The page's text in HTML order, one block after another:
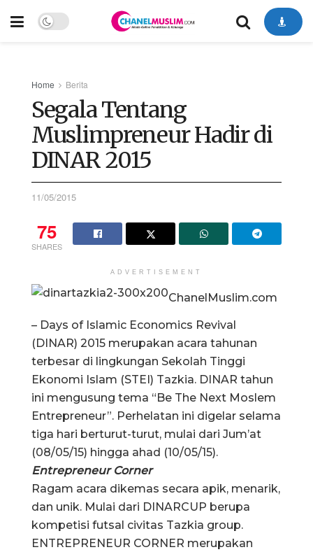
Home Berita
Segala Tentang
Muslimpreneur Hadir di
DINAR 2015
11/05/2015
75
SHARES
ADVERTISEMENT
ChanelMuslim.com
– Days of Islamic Economics Revival
(DINAR) 2015 merupakan acara tahunan
terbesar di lingkungan Sekolah Tinggi
Ekonomi Islam (STEI) Tazkia. DINAR tahun
ini mengusung tema “Be The Next Moslem
Entrepreneur”. Perhelatan ini digelar selama
tiga hari berturut-turut, mulai dari Jum’at
(08/05/15) hingga ahad (10/05/15).
Entrepreneur Corner
Ragam acara dikemas secara apik, menarik,
dan unik. Mulai dari DINARCUP berupa
kompetisi futsal civitas Tazkia group.
ENTREPRENEUR CORNER merupakan